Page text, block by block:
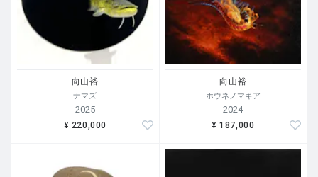
向山裕
ナマズ
2025
¥ 220,000
向山裕
ホウネノマキア
2024
¥ 187,000